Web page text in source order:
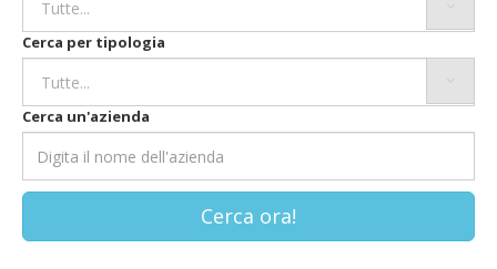
Cerca per tipologia
Cerca un'azienda
Cerca ora!